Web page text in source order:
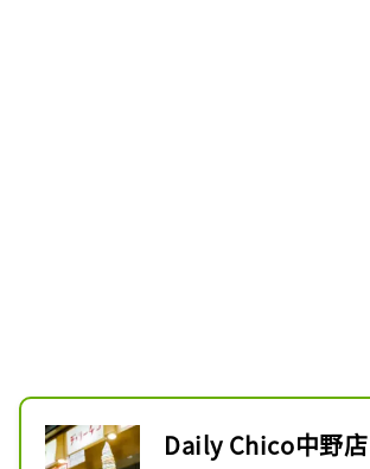
Daily Chico中野店